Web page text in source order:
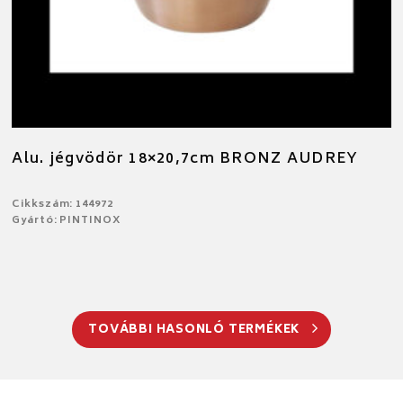
Alu. jégvödör 18×20,7cm BRONZ AUDREY
Cikkszám: 144972
Gyártó: PINTINOX
TOVÁBBI HASONLÓ TERMÉKEK